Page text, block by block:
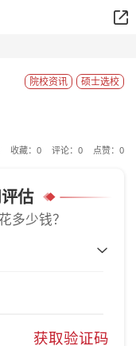
硕士选校
院校资讯
收藏： 0 评论： 0 点赞： 0
估
多少钱？
获取验证码